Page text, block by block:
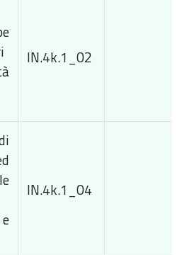
IN.4k.1_02
IN.4k.1_04